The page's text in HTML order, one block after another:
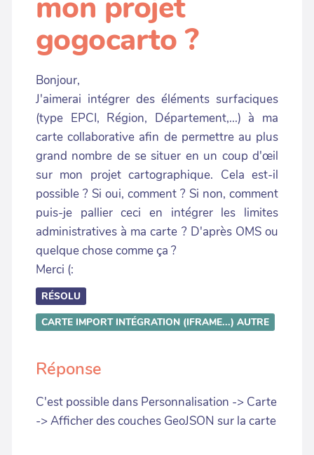
gogocarto ?
Bonjour,
J'aimerai intégrer des éléments surfaciques
(type EPCI, Région, Département,...) à ma
carte collaborative afin de permettre au plus
grand nombre de se situer en un coup d'œil
sur mon projet cartographique. Cela est-il
possible ? Si oui, comment ? Si non, comment
puis-je pallier ceci en intégrer les limites
administratives à ma carte ? D'après OMS ou
quelque chose comme ça ?
Merci (:
RÉSOLU
CARTE IMPORT INTÉGRATION (IFRAME...) AUTRE
Réponse
C'est possible dans Personnalisation -> Carte
-> Afficher des couches GeoJSON sur la carte